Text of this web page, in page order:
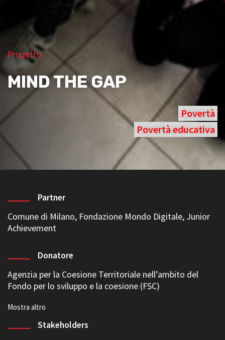
Progetto
MIND THE GAP
Povertà
Povertà educativa
Partner
Comune di Milano, Fondazione Mondo Digitale, Junior
Achievement
Donatore
Agenzia per la Coesione Territoriale nell’ambito del
Fondo per lo sviluppo e la coesione (FSC)
Stakeholders